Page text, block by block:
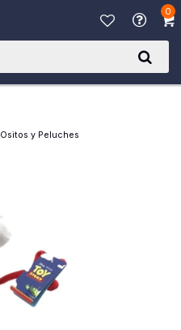
0
Ositos y Peluches